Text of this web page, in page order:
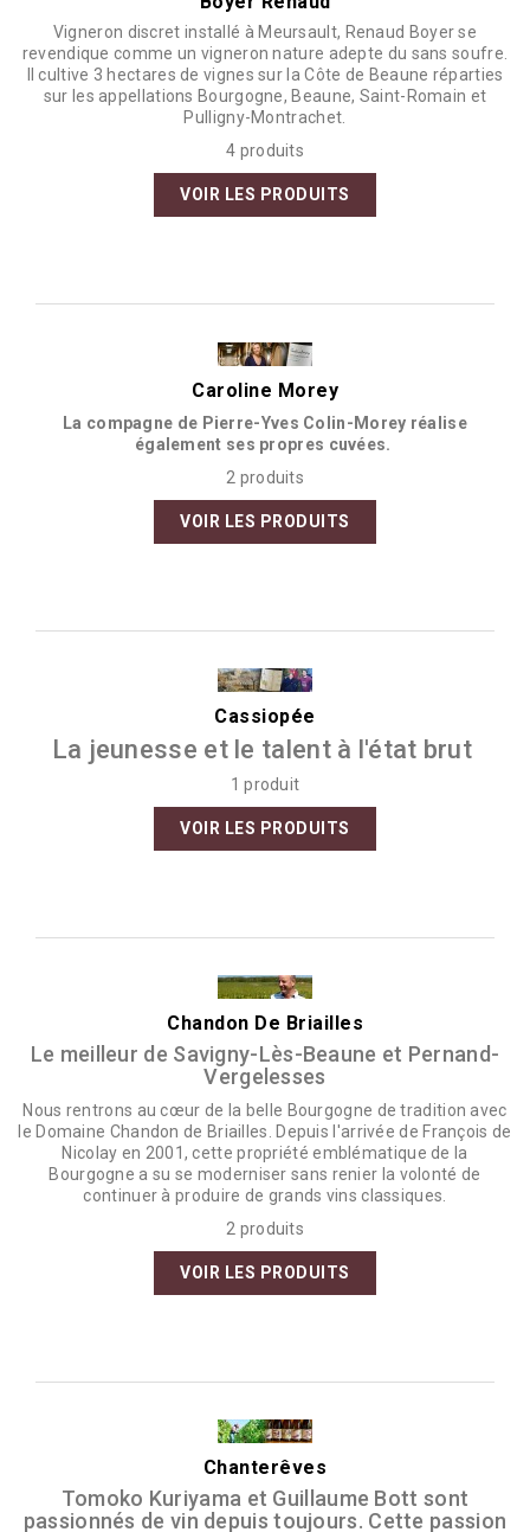
Vigneron discret installé à Meursault, Renaud Boyer se
revendique comme un vigneron nature adepte du sans soufre.
Il cultive 3 hectares de vignes sur la Côte de Beaune réparties
sur les appellations Bourgogne, Beaune, Saint-Romain et
Pulligny-Montrachet.
4 produits
VOIR LES PRODUITS
Caroline Morey
La compagne de Pierre-Yves Colin-Morey réalise
également ses propres cuvées.
2 produits
VOIR LES PRODUITS
Cassiopée
La jeunesse et le talent à l'état brut
1 produit
VOIR LES PRODUITS
Chandon De Briailles
Le meilleur de Savigny-Lès-Beaune et Pernand-
Vergelesses
Nous rentrons au cœur de la belle Bourgogne de tradition avec
le Domaine Chandon de Briailles. Depuis l'arrivée de François de
Nicolay en 2001, cette propriété emblématique de la
Bourgogne a su se moderniser sans renier la volonté de
continuer à produire de grands vins classiques.
2 produits
VOIR LES PRODUITS
Chanterêves
Tomoko Kuriyama et Guillaume Bott sont
passionnés de vin depuis toujours. Cette passion